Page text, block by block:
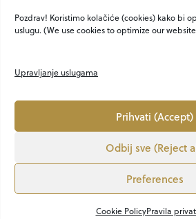
Pozdrav! Koristimo kolačiće (cookies) kako bi
uslugu. (We use cookies to optimize our
Upravljanje uslugama
Prihvati (Accept)
Odbij sve (Reject
Preferences
Cookie PolicyPravila
MARKETING
VEM ART